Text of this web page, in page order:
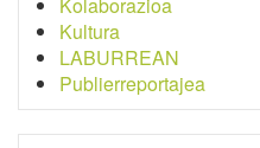
Kolaborazioa
Kultura
LABURREAN
Publierreportajea